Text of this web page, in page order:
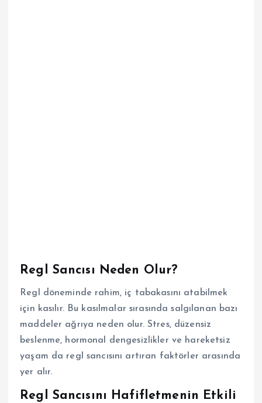
Regl Sancısı Neden Olur?
Regl döneminde rahim, iç tabakasını atabilmek
için kasılır. Bu kasılmalar sırasında salgılanan bazı
maddeler ağrıya neden olur. Stres, düzensiz
beslenme, hormonal dengesizlikler ve hareketsiz
yaşam da regl sancısını artıran faktörler arasında
yer alır.
Regl Sancısını Hafifletmenin Etkili